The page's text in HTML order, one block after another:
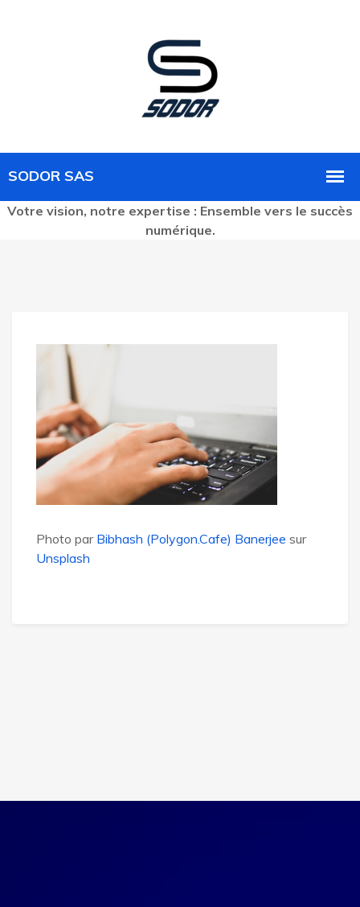
Votre vision, notre expertise : Ensemble vers le succès
numérique.
Photo par Bibhash (Polygon.Cafe) Banerjee sur
Unsplash